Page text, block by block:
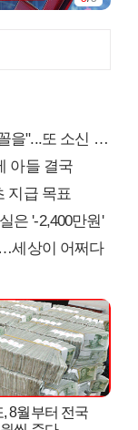
또 소신 발언
아들 결국
지급 목표
은 '-2,400만원'
세상이 어쩌다
8월부터 전국